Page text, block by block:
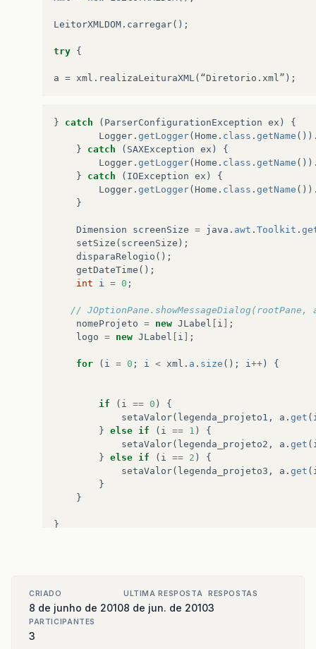
LeitorXMLDOM . carregar();
try {
a = xml . realizaLeituraXML ( “Diretorio . xml ” );
} catch ( ParserConfigurationException ex )
{
Logger . getLogger(Home . class . getName
}
catch ( SAXException ex )
{
Logger . getLogger(Home . class . getName
}
catch ( IOException ex )
{
Logger . getLogger(Home . class . getName
}
Dimension screenSize = java . awt . Toolkit .
setSize ( screenSize );
disparaRelogio ();
getDateTime ();
int
i = 0 ;
//
nomeProjeto = new JLabel [ i ] ;
logo = new JLabel [ i ] ;
for ( i = 0 ; i < xml . a . size (); i ++) {
if ( i == 0 )
{
setaValor( legenda_projeto1 , a . get (
} else if ( i == 1 )
{
setaValor( legenda_projeto2 , a . get (
} else if ( i == 2 )
{
setaValor( legenda_projeto3 , a . get (
}
}
}
URL urlimagem = null;
Image
CRIADO
8 de junho de 2010
ULTIMA RESPOSTA
8 de jun. de 2010
RESPOSTAS
3
PARTICIPANTES
3